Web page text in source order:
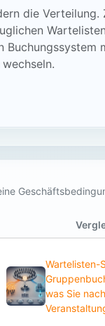
die
Wartelisten-
was Sie